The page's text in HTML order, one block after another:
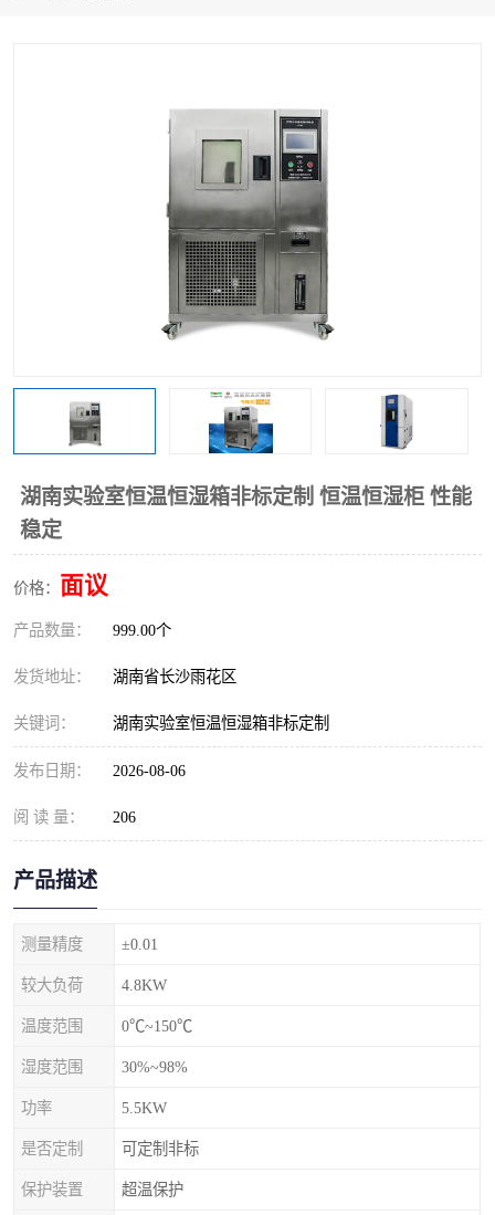
湖南实验室恒温恒湿箱非标定制 恒温恒湿柜 性能
稳定
价格： 面议
产品数量： 999.00个
发货地址： 湖南省长沙雨花区
关键词： 湖南实验室恒温恒湿箱非标定制
发布日期： 2026-08-06
阅 读 量： 206
产品描述
测量精度 ±0.01
较大负荷 4.8KW
温度范围 0℃~150℃
湿度范围 30%~98%
功率 5.5KW
是否定制 可定制非标
保护装置 超温保护